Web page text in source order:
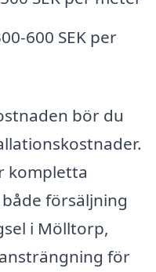
600 SEK per
bör du
kompletta
försäljning
i Mölltorp,
för